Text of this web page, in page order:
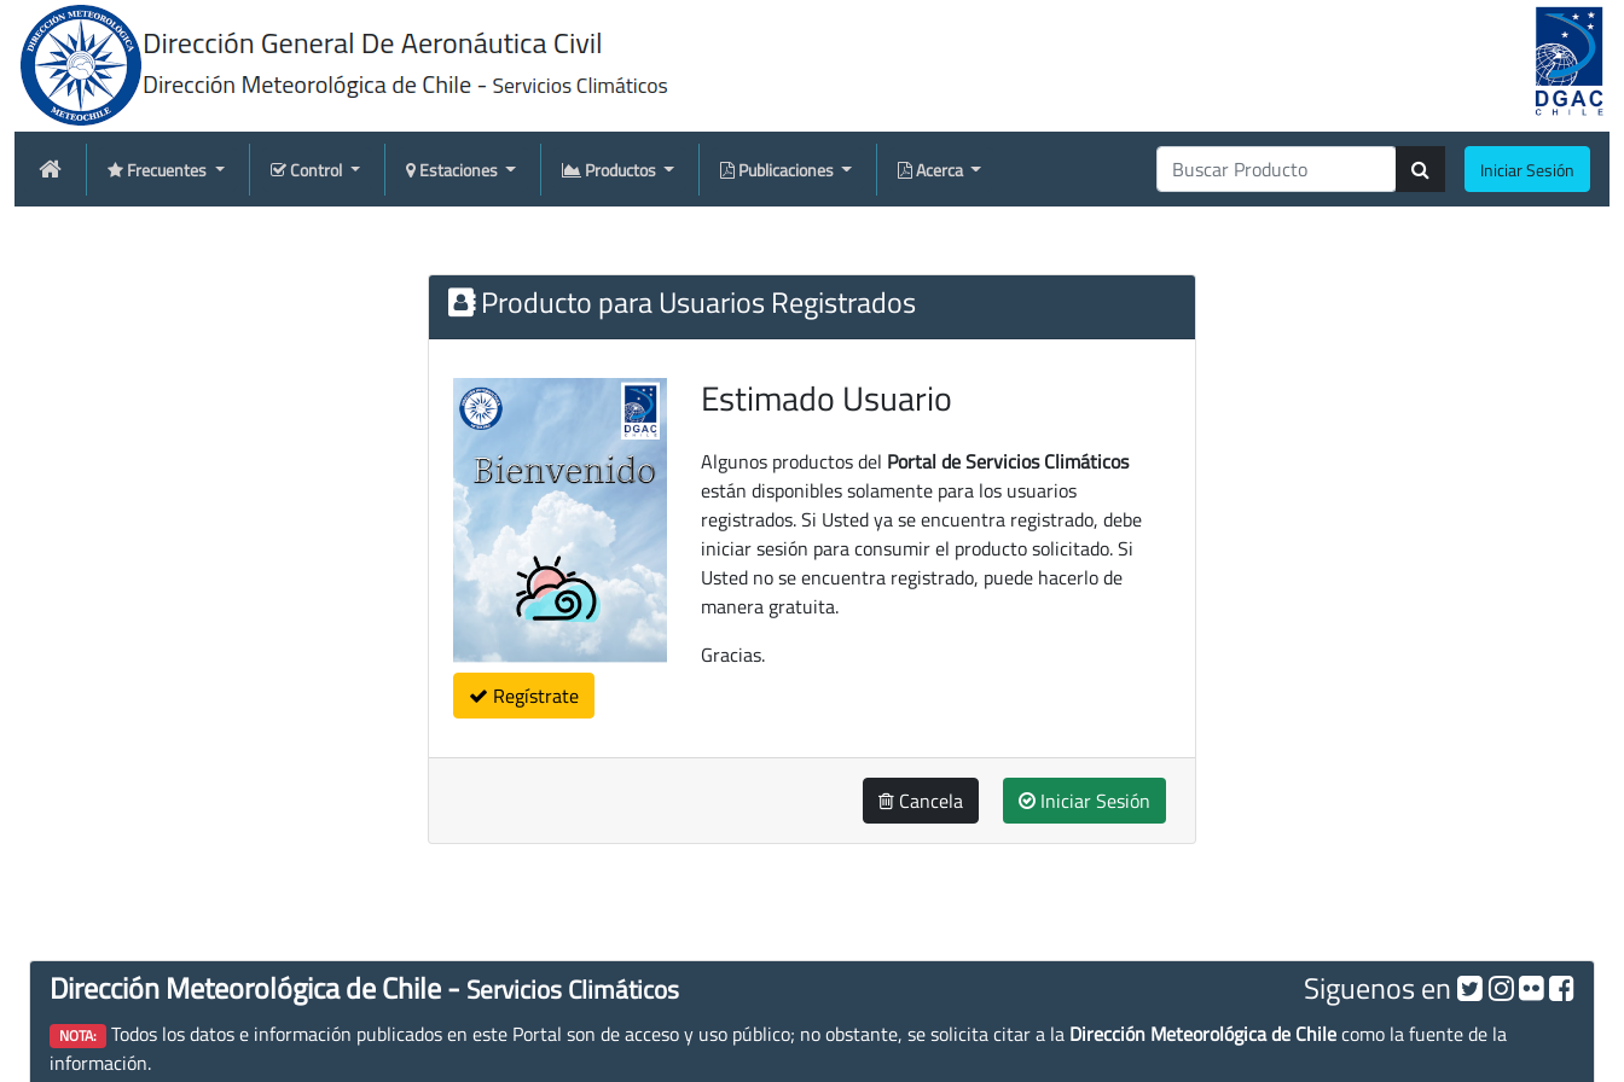
Frecuentes Control Estaciones Productos Publicaciones Acerca Iniciar Sesión
Producto para Usuarios Registrados
Regístrate
Estimado Usuario
Algunos productos del Portal de Servicios Climáticos
están disponibles solamente para los usuarios
registrados. Si Usted ya se encuentra registrado, debe
iniciar sesión para consumir el producto solicitado. Si
Usted no se encuentra registrado, puede hacerlo de
manera gratuita.
Gracias.
Cancela Iniciar Sesión
Dirección Meteorológica de Chile - Servicios Climáticos Siguenos en
NOTA: Todos los datos e información publicados en este Portal son de acceso y uso público; no obstante, se solicita citar a la Dirección Meteorológica de Chilecomo la fuente de la
información.